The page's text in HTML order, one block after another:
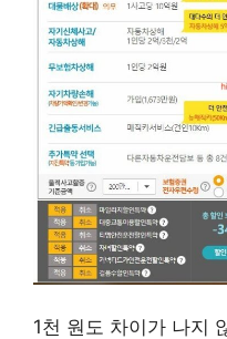
1천 원도 차이가 나지